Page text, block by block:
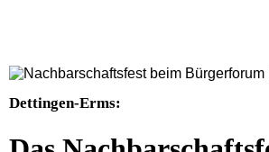
Dettingen-Erms: